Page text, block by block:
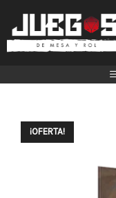
contenido
¡OFERTA!